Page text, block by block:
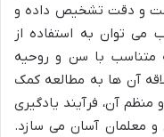
و دقت تشخیص داده و
می توان به استفاده از
متناسب با سن و روحیه
آن ها به مطالعه کمک
آن، فرآیند یادگیری
و معلمان آسان می سازد.